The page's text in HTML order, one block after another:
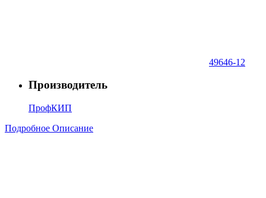
49646-12
Производитель
ПрофКИП
Подробное Описание